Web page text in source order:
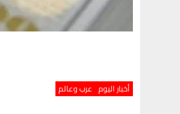
أخبار اليوم عرب وعالم